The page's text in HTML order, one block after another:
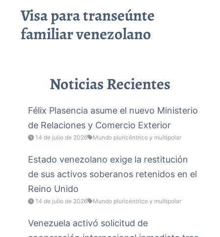
Visa para transeúnte
familiar venezolano
Noticias Recientes
Félix Plasencia asume el nuevo Ministerio
de Relaciones y Comercio Exterior
14 de julio de 2026 Mundo pluricéntrico y multipolar
Estado venezolano exige la restitución
de sus activos soberanos retenidos en el
Reino Unido
14 de julio de 2026 Mundo pluricéntrico y multipolar
Venezuela activó solicitud de